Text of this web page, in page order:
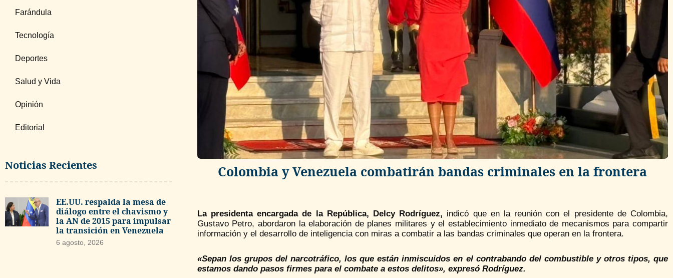
Farándula
Tecnología
Deportes
Salud y Vida
Opinión
Editorial
Noticias Recientes
EE.UU. respalda la mesa de
diálogo entre el chavismo y
la AN de 2015 para impulsar
la transición en Venezuela
6 agosto, 2026
Colombia y Venezuela combatirán bandas criminales en la frontera
La presidenta encargada de la República, Delcy Rodríguez, indicó que en la reunión con el presidente de Colombia,
Gustavo Petro, abordaron la elaboración de planes militares y el establecimiento inmediato de mecanismos para compartir
información y el desarrollo de inteligencia con miras a combatir a las bandas criminales que operan en la frontera.
«Sepan los grupos del narcotráfico, los que están inmiscuidos en el contrabando del combustible y otros tipos, que
estamos dando pasos firmes para el combate a estos delitos», expresó Rodríguez.